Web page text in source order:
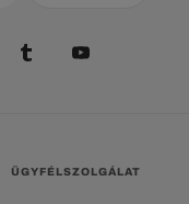
ÜGYFÉLSZOLGÁLAT